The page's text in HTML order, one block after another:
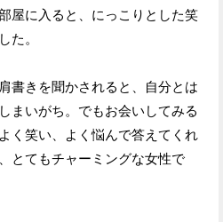
屋に入ると、にっこりとした笑
た。
書きを聞かされると、自分とは
まいがち。でもお会いしてみる
く笑い、よく悩んで答えてくれ
とてもチャーミングな女性で